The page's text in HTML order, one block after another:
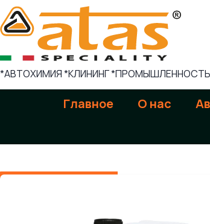
Skip
to
content
*АВТОХИМИЯ *КЛИНИНГ *ПРОМЫШЛЕННОСТЬ
Главное О нас